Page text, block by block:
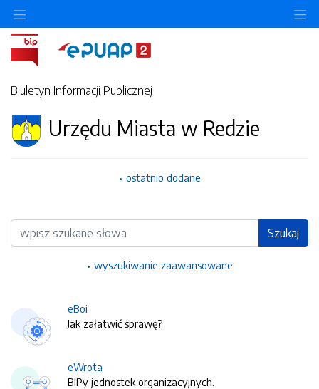
Biuletyn Informacji Publicznej
Urzędu Miasta w Redzie
ostatnio dodane
Wyszukiwarka Szukaj
wyszukiwanie zaawansowane
eBoi
Jak załatwić sprawę?
eWrota
BIPy jednostek organizacyjnych.